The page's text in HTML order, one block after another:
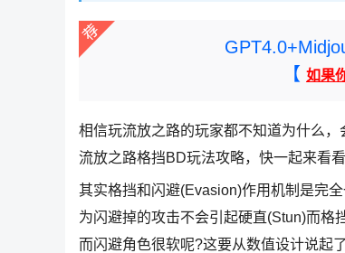
【 如果
相信玩流放之路的玩家都不知道为什么
流放之路格挡BD玩法攻略，快一起来看看
其实格挡和闪避(Evasion)作用机制是完
为闪避掉的攻击不会引起硬直(Stun)而格
而闪避角色很软呢?这要从数值设计说起了